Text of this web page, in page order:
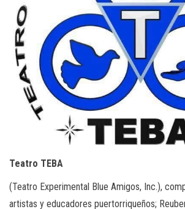
Teatro TEBA
(Teatro Experimental Blue Amigos, Inc.),
artistas y educadores puertorriqueños;